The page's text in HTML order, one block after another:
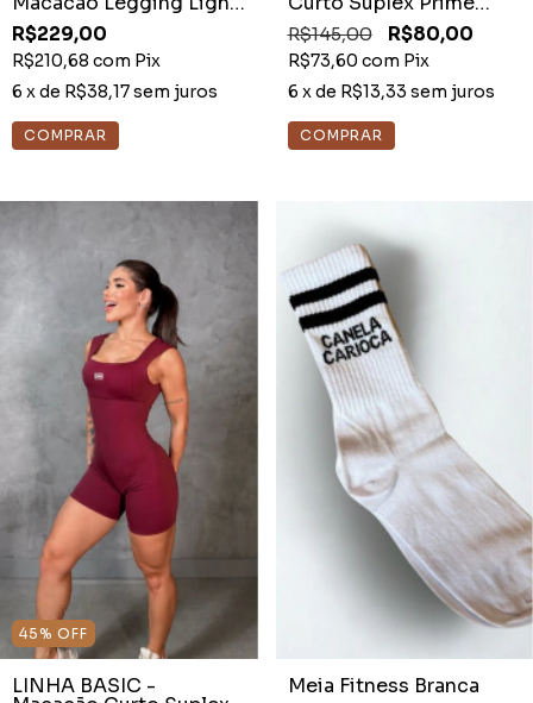
Preto
R$229,00
R$210,68 com Pix
6 x de R$38,17sem juros
Castanho
R$145,00 R$80,00
R$73,60 com Pix
6 x de R$13,33 sem juros
45% OFF
LINHA BASIC - Meia Fitness Branca